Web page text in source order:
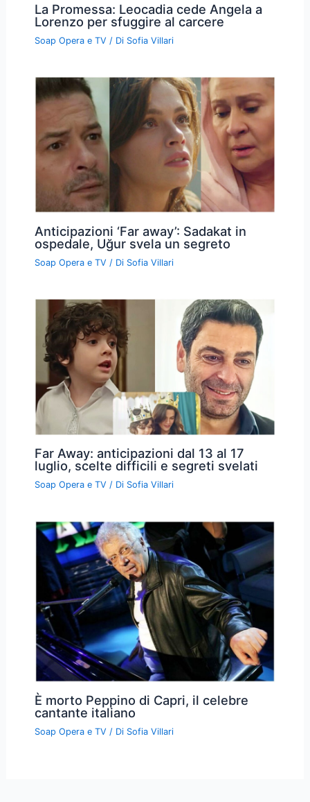
La Promessa: Leocadia cede Angela a
Lorenzo per sfuggire al carcere
Soap Opera e TV / Di Sofia Villari
Anticipazioni ‘Far away’: Sadakat in
ospedale, Uğur svela un segreto
Soap Opera e TV / Di Sofia Villari
Far Away: anticipazioni dal 13 al 17
luglio, scelte difficili e segreti svelati
Soap Opera e TV / Di Sofia Villari
È morto Peppino di Capri, il celebre
cantante italiano
Soap Opera e TV / Di Sofia Villari